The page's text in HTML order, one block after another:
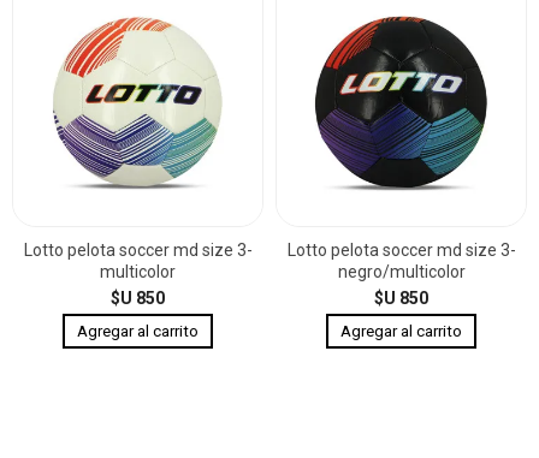
Lotto pelota soccer md size 3-
multicolor
$U 850
Lotto pelota soccer md size 3-
negro/multicolor
$U 850